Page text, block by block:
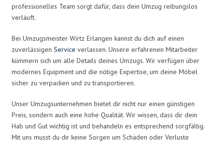
professionelles Team sorgt dafür, dass dein Umzug reibungslos
verläuft.
Bei Umzugsmeister Wirtz Erlangen kannst du dich auf einen
zuverlässigen Service verlassen. Unsere erfahrenen Mitarbeiter
kümmern sich um alle Details deines Umzugs. Wir verfügen über
modernes Equipment und die nötige Expertise, um deine Möbel
sicher zu verpacken und zu transportieren.
Unser Umzugsunternehmen bietet dir nicht nur einen günstigen
Preis, sondern auch eine hohe Qualität. Wir wissen, dass dir dein
Hab und Gut wichtig ist und behandeln es entsprechend sorgfältig.
Mit uns musst du dir keine Sorgen um Schäden oder Verluste